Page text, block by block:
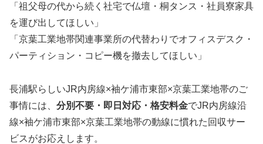
「祖父母の代から続く社宅で仏壇・桐タンス・社員寮家具
を運び出してほしい」
「京葉工業地帯関連事業所の代替わりでオフィスデスク・
パーティション・コピー機を撤去してほしい」
長浦駅らしいJR内房線×袖ケ浦市東部×京葉工業地帯のご
事情には、 分別不要・即日対応・格安料金でJR内房線沿
線×袖ケ浦市東部×京葉工業地帯の動線に慣れた回収サー
ビスがお応えします。